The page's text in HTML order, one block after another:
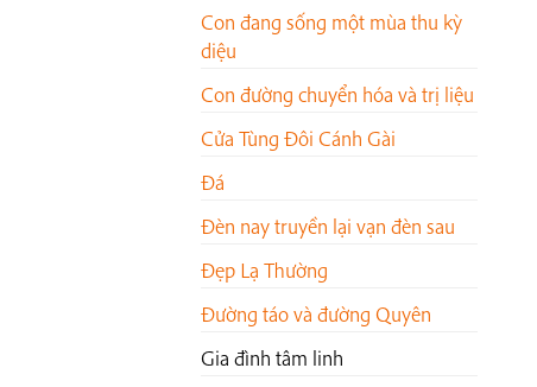
Con đang sống một mùa thu kỳ
diệu
Con đường chuyển hóa và trị liệu
Cửa Tùng Đôi Cánh Gài
Đá
Đèn nay truyền lại vạn đèn sau
Đẹp Lạ Thường
Đường táo và đường Quyên
Gia đình tâm linh